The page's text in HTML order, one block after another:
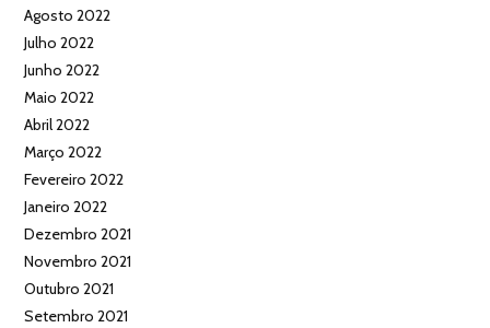
Agosto 2022
Julho 2022
Junho 2022
Maio 2022
Abril 2022
Março 2022
Fevereiro 2022
Janeiro 2022
Dezembro 2021
Novembro 2021
Outubro 2021
Setembro 2021